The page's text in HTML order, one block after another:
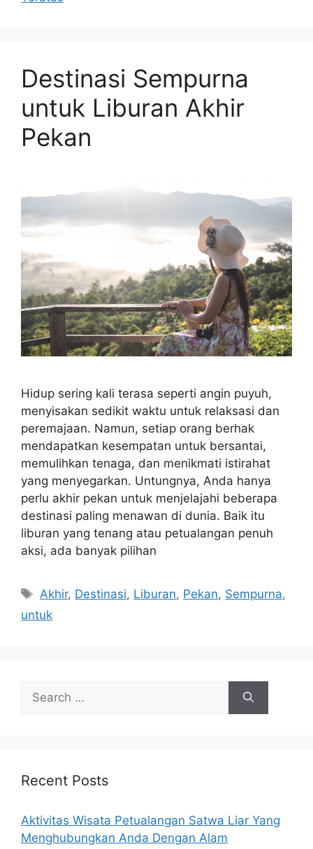
Destinasi Sempurna
untuk Liburan Akhir
Pekan
Hidup sering kali terasa seperti angin puyuh,
menyisakan sedikit waktu untuk relaksasi dan
peremajaan. Namun, setiap orang berhak
mendapatkan kesempatan untuk bersantai,
memulihkan tenaga, dan menikmati istirahat
yang menyegarkan. Untungnya, Anda hanya
perlu akhir pekan untuk menjelajahi beberapa
destinasi paling menawan di dunia. Baik itu
liburan yang tenang atau petualangan penuh
aksi, ada banyak pilihan
Tags
Akhir, Destinasi, Liburan, Pekan, Sempurna,
untuk
for:
Recent Posts
Aktivitas Wisata Petualangan Satwa Liar Yang
Menghubungkan Anda Dengan Alam